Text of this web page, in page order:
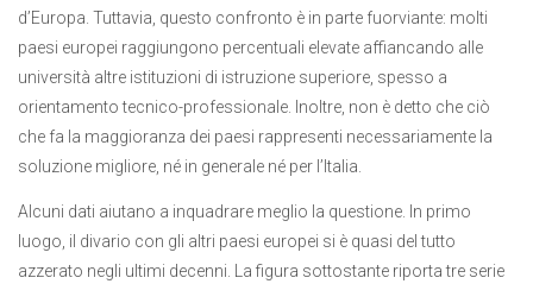
d’Europa. Tuttavia, questo confronto è in parte fuorviante: molti
paesi europei raggiungono percentuali elevate affiancando alle
università altre istituzioni di istruzione superiore, spesso a
orientamento tecnico-professionale. Inoltre, non è detto che ciò
che fa la maggioranza dei paesi rappresenti necessariamente la
soluzione migliore, né in generale né per l’Italia.
Alcuni dati aiutano a inquadrare meglio la questione. In primo
luogo, il divario con gli altri paesi europei si è quasi del tutto
azzerato negli ultimi decenni. La figura sottostante riporta tre serie